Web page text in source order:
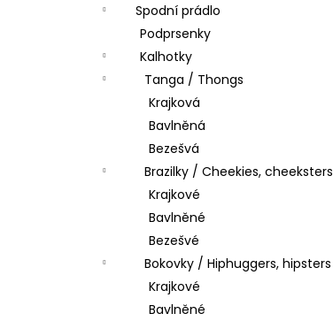
Spodní prádlo
Podprsenky
Kalhotky
Tanga / Thongs
Krajková
Bavlněná
Bezešvá
Brazilky / Cheekies, cheeksters
Krajkové
Bavlněné
Bezešvé
Bokovky / Hiphuggers, hipsters
Krajkové
Bavlněné